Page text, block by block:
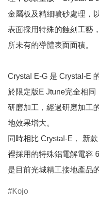
金屬板及精細噴砂處理，
表面採用特殊的蝕刻工藝
所未有的導體表面面積。
Crystal E-G 是 Crystal-E
於限定版E Jtune完全相
研磨加工，經過研磨加工
地效果增大。
同時相比 Crystal-E， 新
裡採用的特殊鋁電解電容
是目前光城精工接地產品
Kojo